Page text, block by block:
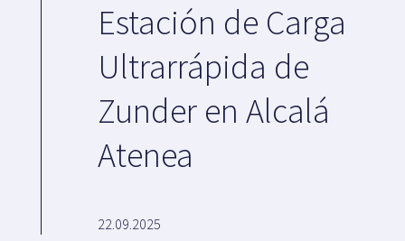
Grandes cuentas
Acuerdos
Estación de Carga
Ultrarrápida de
Zunder en Alcalá
Atenea
22.09.2025